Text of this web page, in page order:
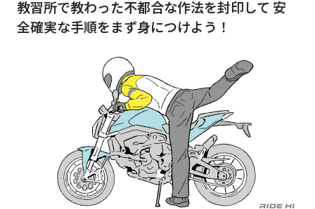
教習所で教わった不都合な作法を封印して 安
全確実な手順をまず身につけよう！